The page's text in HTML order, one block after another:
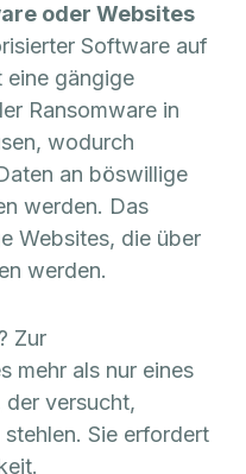
oder Websites
Software auf
eine gängige
Ransomware in
wodurch
an böswillige
werden. Das
Websites, die über
werden.
Zur
mehr als nur eines
versucht,
Sie erfordert